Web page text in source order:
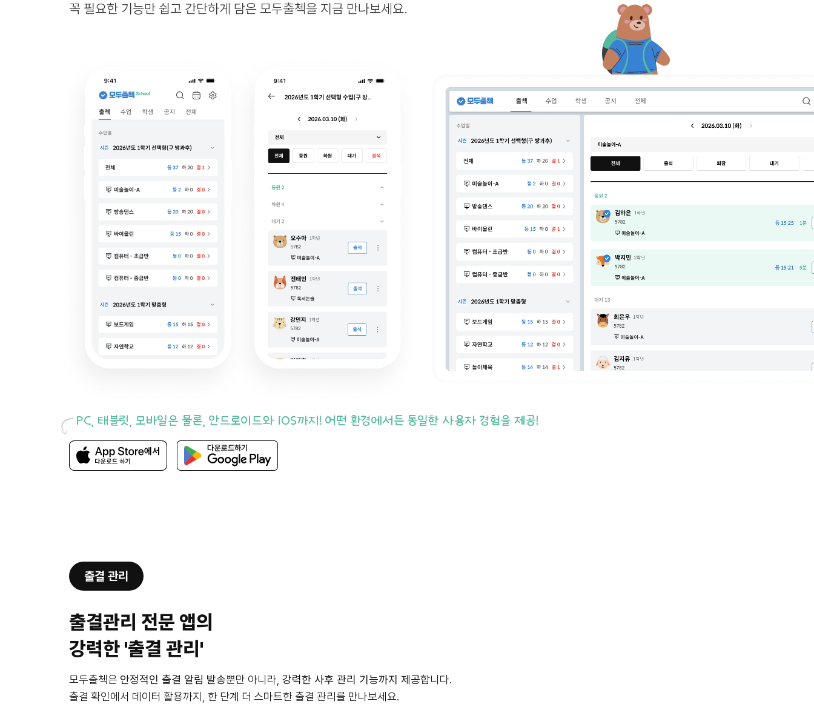
꼭 필요한 기능만 쉽고 간단하게 담은 모두출첵을 지금 만나보세요.
PC, 태블릿, 모바일은 물론, 안드로이드와 iOS까지! 어떤 환경에서든 동일한 사용자 경험을 제공!
출결 관리
출결관리 전문 앱의
강력한 '출결 관리'
모두출첵은 안정적인 출결 알림 발송뿐만 아니라, 강력한 사후 관리 기능까지 제공합니다.
출결 확인에서 데이터 활용까지, 한 단계 더 스마트한 출결 관리를 만나보세요.